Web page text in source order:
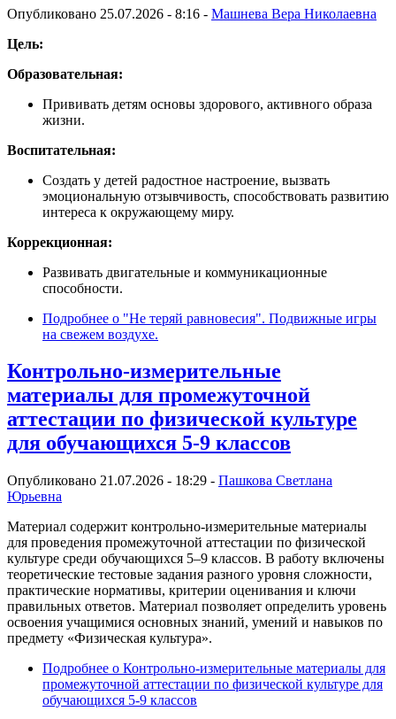
Опубликовано 25.07.2026 - 8:16 - Машнева Вера Николаевна
Цель:
Образовательная:
Прививать детям основы здорового, активного образа
жизни.
Воспитательная:
Создать у детей радостное настроение, вызвать
эмоциональную отзывчивость, способствовать развитию
интереса к окружающему миру.
Коррекционная:
Развивать двигательные и коммуникационные
способности.
Подробнее о "Не теряй равновесия". Подвижные игры
на свежем воздухе.
Контрольно-измерительные
материалы для промежуточной
аттестации по физической культуре
для обучающихся 5-9 классов
Опубликовано 21.07.2026 - 18:29 - Пашкова Светлана
Юрьевна
Материал содержит контрольно-измерительные материалы
для проведения промежуточной аттестации по физической
культуре среди обучающихся 5–9 классов. В работу включены
теоретические тестовые задания разного уровня сложности,
практические нормативы, критерии оценивания и ключи
правильных ответов. Материал позволяет определить уровень
освоения учащимися основных знаний, умений и навыков по
предмету «Физическая культура».
Подробнее о Контрольно-измерительные материалы для
промежуточной аттестации по физической культуре для
обучающихся 5-9 классов